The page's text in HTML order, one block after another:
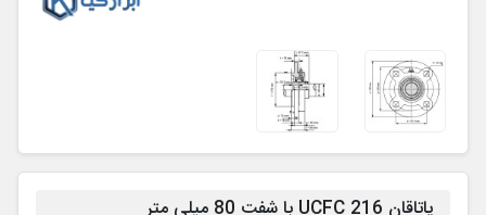
یاتاقان UCFC 216 با شفت 80 میلی متر